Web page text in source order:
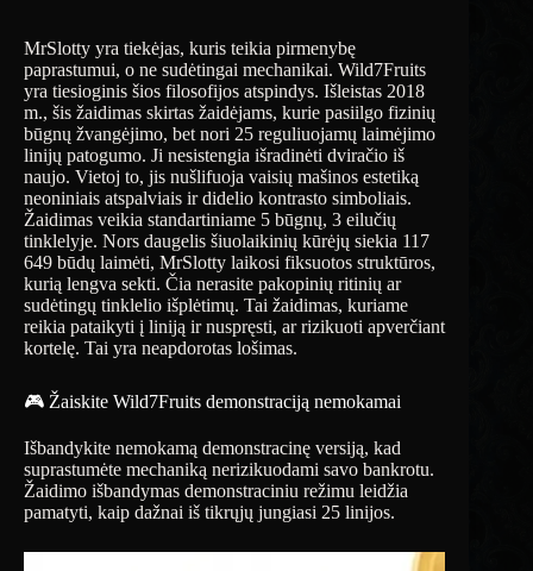
MrSlotty yra tiekėjas, kuris teikia pirmenybę
paprastumui, o ne sudėtingai mechanikai. Wild7Fruits
yra tiesioginis šios filosofijos atspindys. Išleistas 2018
m., šis žaidimas skirtas žaidėjams, kurie pasiilgo fizinių
būgnų žvangėjimo, bet nori 25 reguliuojamų laimėjimo
linijų patogumo. Ji nesistengia išradinėti dviračio iš
naujo. Vietoj to, jis nušlifuoja vaisių mašinos estetiką
neoniniais atspalviais ir didelio kontrasto simboliais.
Žaidimas veikia standartiniame 5 būgnų, 3 eilučių
tinklelyje. Nors daugelis šiuolaikinių kūrėjų siekia 117
649 būdų laimėti, MrSlotty laikosi fiksuotos struktūros,
kurią lengva sekti. Čia nerasite pakopinių ritinių ar
sudėtingų tinklelio išplėtimų. Tai žaidimas, kuriame
reikia pataikyti į liniją ir nuspręsti, ar rizikuoti apverčiant
kortelę. Tai yra neapdorotas lošimas.
🎮 Žaiskite Wild7Fruits demonstraciją nemokamai
Išbandykite nemokamą demonstracinę versiją, kad
suprastumėte mechaniką nerizikuodami savo bankrotu.
Žaidimo išbandymas demonstraciniu režimu leidžia
pamatyti, kaip dažnai iš tikrųjų jungiasi 25 linijos.